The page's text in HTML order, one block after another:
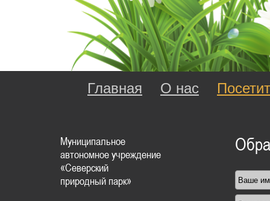
Главная О нас
Муниципальное
автономное учреждение
«Северский
природный парк»